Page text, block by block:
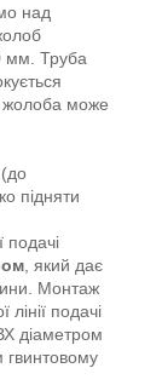
над
мм. Труба
жолоба може
підняти
подачі
, який дає
Монтаж
подачі
діаметром